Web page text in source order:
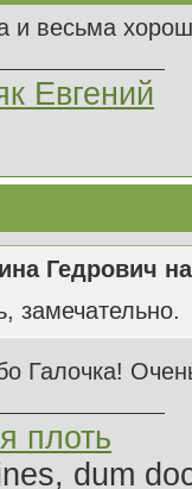
и весьма
Евгений
Гедрович
замечательно.
Галочка!
плоть
dum